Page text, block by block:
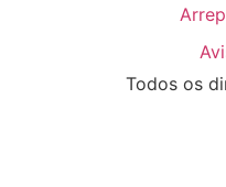
Todos os